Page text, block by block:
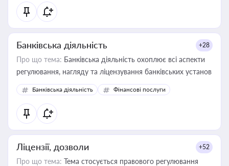
статусу суб'єктів оціночної діяльності
Банківська діяльність +28
Про що тема: Банківська діяльність охоплює всі аспекти
регулювання, нагляду та ліцензування банківських установ
Банківська діяльність Фінансові послуги
Ліцензії, дозволи +52
Про що тема: Тема стосується правового регулювання